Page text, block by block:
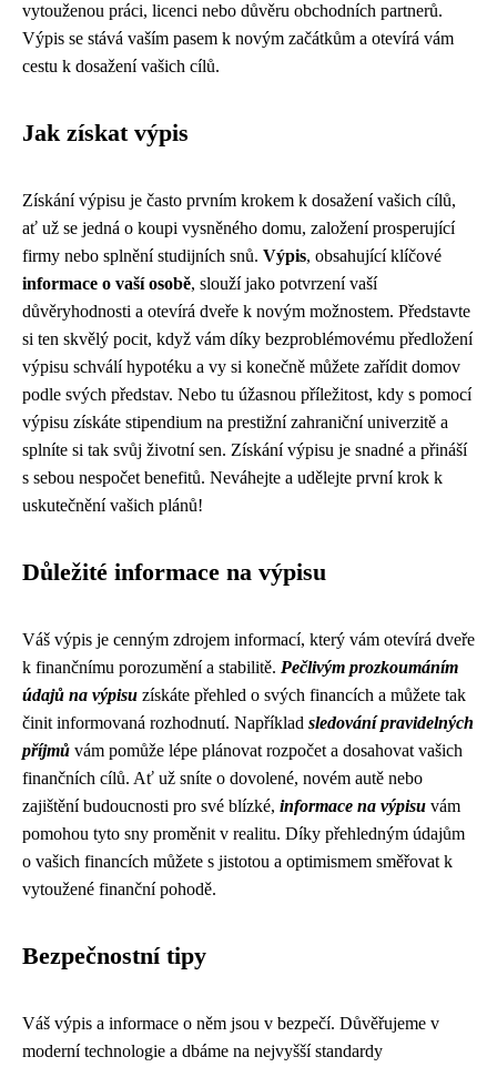
vytouženou práci, licenci nebo důvěru obchodních partnerů.
Výpis se stává vaším pasem k novým začátkům a otevírá vám
cestu k dosažení vašich cílů.
Jak získat výpis
Získání výpisu je často prvním krokem k dosažení vašich cílů,
ať už se jedná o koupi vysněného domu, založení prosperující
firmy nebo splnění studijních snů. Výpis, obsahující klíčové
informace o vaší osobě, slouží jako potvrzení vaší
důvěryhodnosti a otevírá dveře k novým možnostem. Představte
si ten skvělý pocit, když vám díky bezproblémovému předložení
výpisu schválí hypotéku a vy si konečně můžete zařídit domov
podle svých představ. Nebo tu úžasnou příležitost, kdy s pomocí
výpisu získáte stipendium na prestižní zahraniční univerzitě a
splníte si tak svůj životní sen. Získání výpisu je snadné a přináší
s sebou nespočet benefitů. Neváhejte a udělejte první krok k
uskutečnění vašich plánů!
Důležité informace na výpisu
Váš výpis je cenným zdrojem informací, který vám otevírá dveře
k finančnímu porozumění a stabilitě. Pečlivým prozkoumáním
údajů na výpisu získáte přehled o svých financích a můžete tak
činit informovaná rozhodnutí. Například sledování pravidelných
příjmů vám pomůže lépe plánovat rozpočet a dosahovat vašich
finančních cílů. Ať už sníte o dovolené, novém autě nebo
zajištění budoucnosti pro své blízké, informace na výpisu vám
pomohou tyto sny proměnit v realitu. Díky přehledným údajům
o vašich financích můžete s jistotou a optimismem směřovat k
vytoužené finanční pohodě.
Bezpečnostní tipy
Váš výpis a informace o něm jsou v bezpečí. Důvěřujeme v
moderní technologie a dbáme na nejvyšší standardy